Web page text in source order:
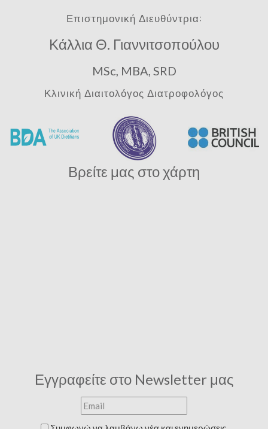
Επιστημονική Διευθύντρια:
Κάλλια Θ. Γιαννιτσοπούλου
MSc, MBA, SRD
Κλινική Διαιτολόγος Διατροφολόγος
Βρείτε μας στο χάρτη
Εγγραφείτε στο Newsletter μας